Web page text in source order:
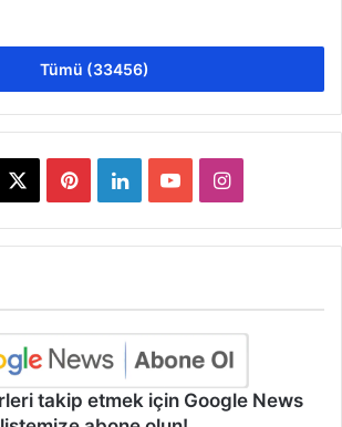
Tümü (33456)
PinterestLinkedInYouTubeInstagram
takip etmek için Google News